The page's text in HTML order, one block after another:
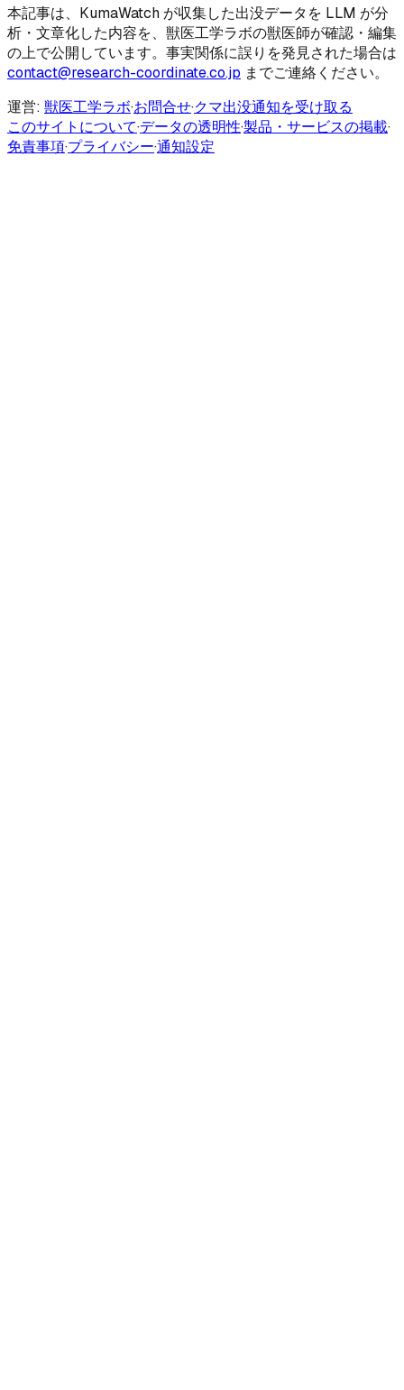
本記事は、KumaWatch が収集した出没データを LLM が分
析・文章化した内容を、獣医工学ラボの獣医師が確認・編集
の上で公開しています。事実関係に誤りを発見された場合は
contact@research-coordinate.co.jp までご連絡ください。
運営: 獣医工学ラボ·お問合せ·クマ出没通知を受け取る
このサイトについて·データの透明性·製品・サービスの掲載·
免責事項·プライバシー·通知設定